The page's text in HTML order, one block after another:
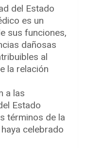
del Estado
es un
sus funciones,
dañosas
al
la relación
a las
Estado
términos de la
celebrado